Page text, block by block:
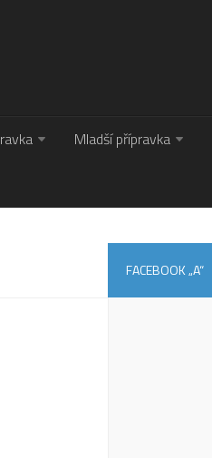
Mladší přípravka
FACEBOOK „A“